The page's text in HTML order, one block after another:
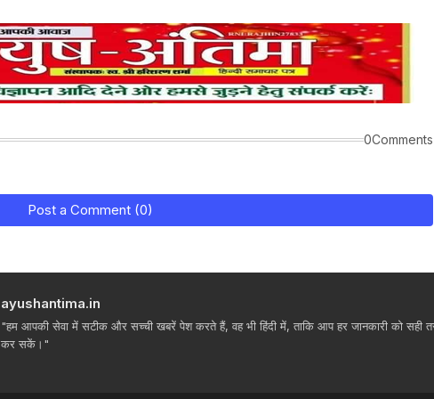
0Comments
Post a Comment (0)
ayushantima.in
"हम आपकी सेवा में सटीक और सच्ची खबरें पेश करते हैं, वह भी हिंदी में, ताकि आप हर जानकारी को सही
कर सकें।"